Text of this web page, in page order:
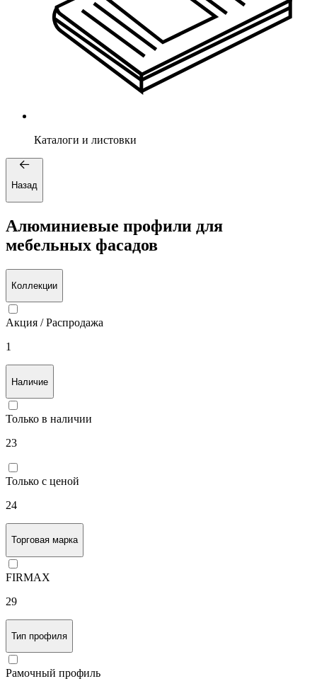
Каталоги и листовки
Назад
Алюминиевые профили для
мебельных фасадов
Коллекции
Акция / Распродажа
1
Наличие
Только в наличии
23
Только с ценой
24
Торговая марка
FIRMAX
29
Тип профиля
Рамочный профиль